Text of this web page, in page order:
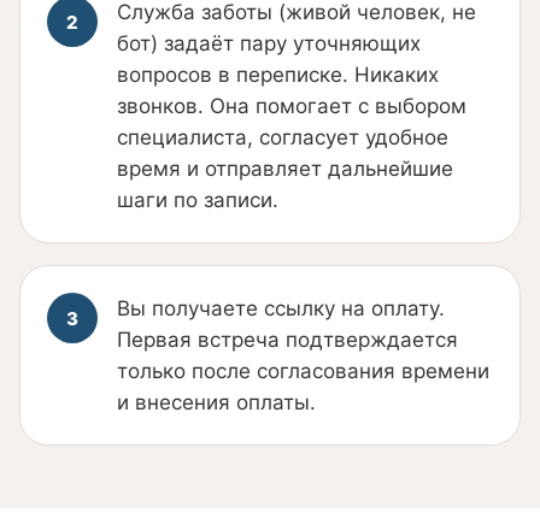
Служба заботы (живой человек, не
бот) задаёт пару уточняющих
вопросов в переписке. Никаких
звонков. Она помогает с выбором
специалиста, согласует удобное
время и отправляет дальнейшие
шаги по записи.
Вы получаете ссылку на оплату.
Первая встреча подтверждается
только после согласования времени
и внесения оплаты.